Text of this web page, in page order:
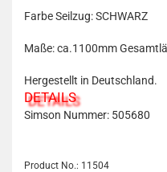
Farbe Seilzug: SCHWARZ
Maße: ca.1100mm
Hergestellt in Deutschland.
DETAILS
Simson Nummer: 505680
Product No.: 11504